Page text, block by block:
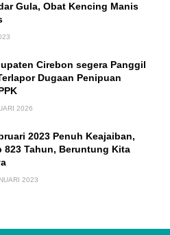
Gula, Obat Kencing Manis
Cirebon segera Panggil
Dugaan Penipuan
2026
2023 Penuh Keajaiban,
823 Tahun, Beruntung Kita
2023